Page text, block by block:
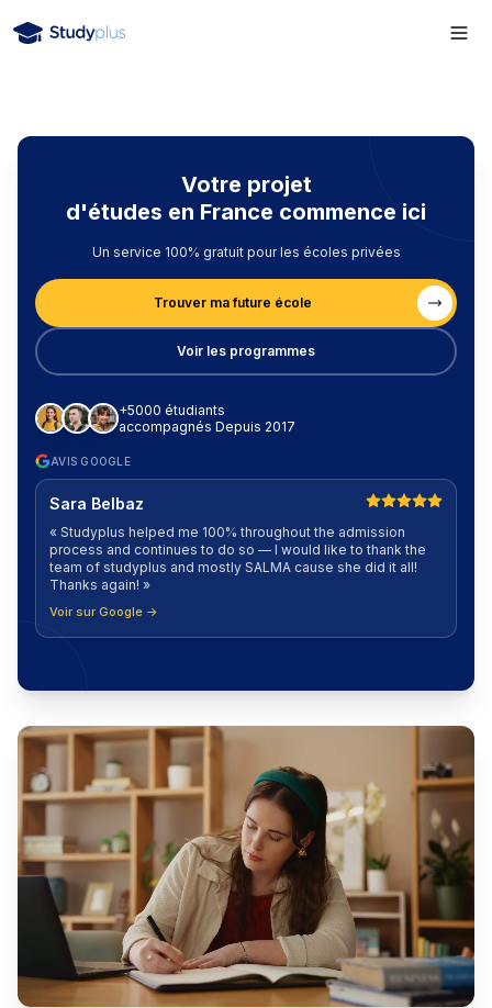
Votre projet
d'études en France commence ici
Un service 100% gratuit pour les écoles privées
Trouver ma future école
Voir les programmes
+5000 étudiants
accompagnés Depuis 2017
AVIS GOOGLE
Sara Belbaz
« Studyplus helped me 100% throughout the admission
process and continues to do so — I would like to thank the
team of studyplus and mostly SALMA cause she did it all!
Thanks again! »
Voir sur Google →